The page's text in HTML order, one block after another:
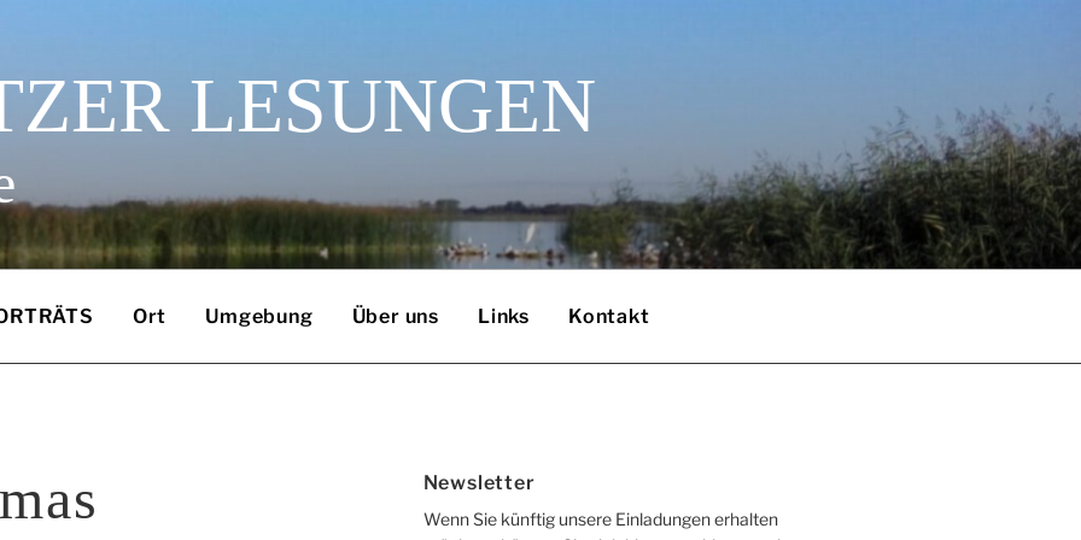
LESUNGEN
Ort Umgebung Über uns Links Kontakt
Newsletter
Wenn Sie künftig unsere Einladungen erhalten